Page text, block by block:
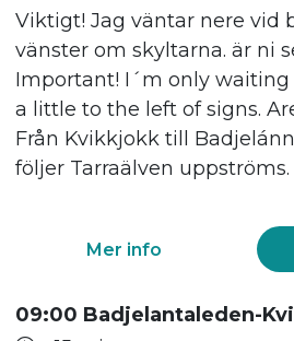
Viktigt! Jag väntar nere vid
vänster om skyltarna. är ni
Important! I´m only
a little to the left of signs.
Från Kvikkjokk till
följer Tarraälven uppströms.
Mer info
09:00 Badjelantaleden-